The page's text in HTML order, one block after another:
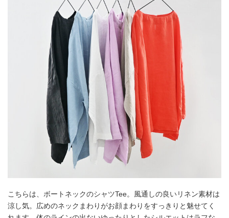
こちらは、ボートネックのシャツTee。風通しの良いリネン素材は
涼し気。広めのネックまわりがお顔まわりをすっきりと魅せてく